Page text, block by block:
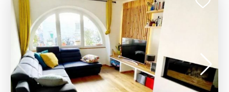
1 150 000 €